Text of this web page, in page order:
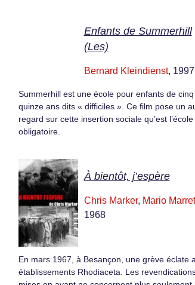
Enfants de Summerhill
(Les)
Bernard Kleindienst, 1997
Summerhill est une école pour enfants de
quinze ans dits « difficiles ». Ce film pose un
regard sur cette insertion sociale qu’est l’école
obligatoire.
À bientôt, j’espère
Chris Marker, Mario Marret
1968
En mars 1967, à Besançon, une grève éclate
établissements Rhodiaceta. Les